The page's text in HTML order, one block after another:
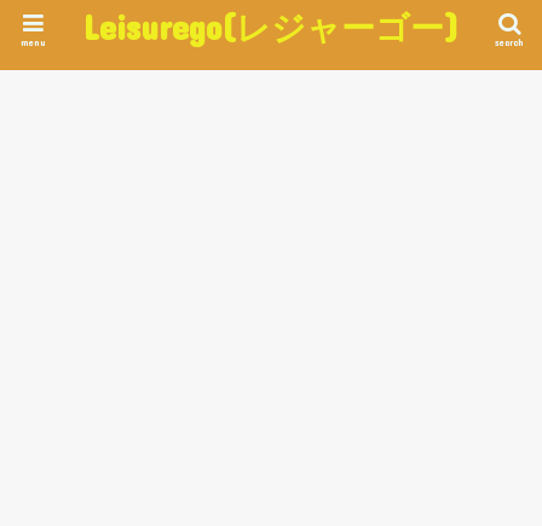
Leisurego(レジャーゴー) search
menu